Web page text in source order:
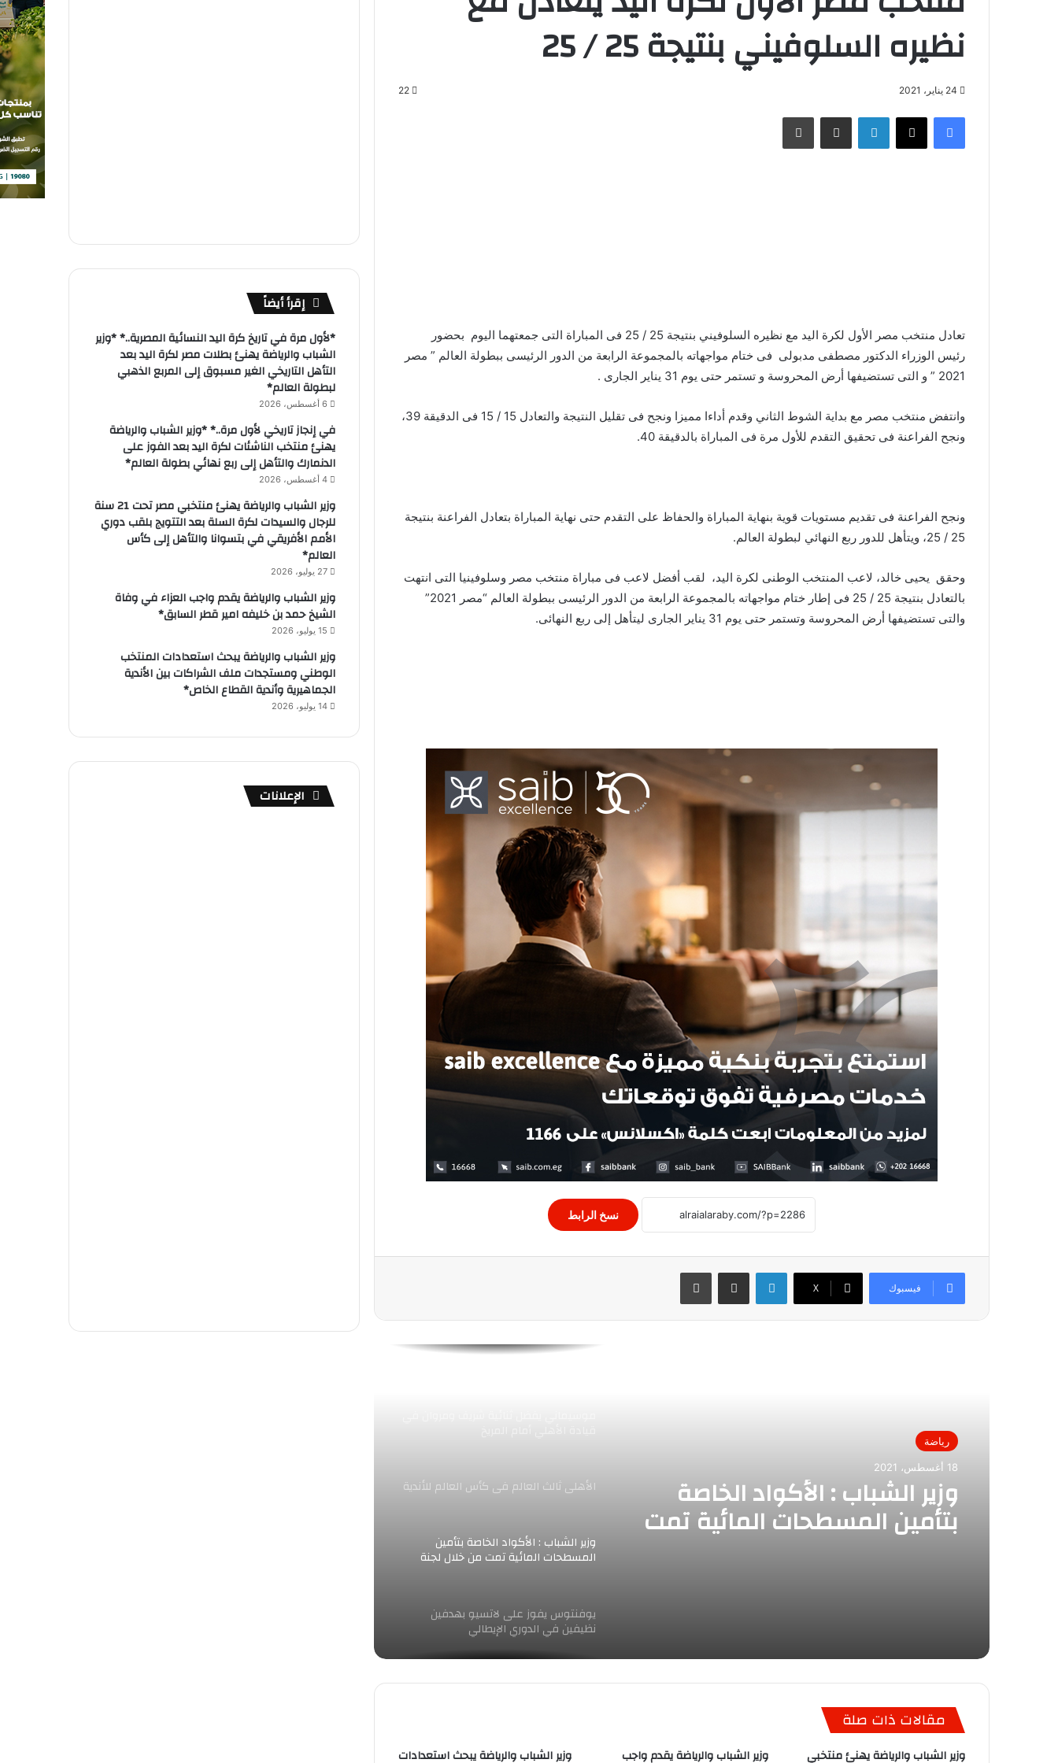
نظيره السلوفيني بنتيجة 25 / 25
24 يناير، 2021 22
فيسبوك X لينكدإن مشاركة عبر البريد طباعة
تعادل منتخب مصر الأول لكرة اليد مع نظيره السلوفيني بنتيجة 25 / 25 فى المباراة التى جمعتهما اليوم بحضور
رئيس الوزراء الدكتور مصطفى مدبولى فى ختام مواجهاته بالمجموعة الرابعة من الدور الرئيسى ببطولة العالم ” مصر
2021 ” و التى تستضيفها أرض المحروسة و تستمر حتى يوم 31 يناير الجارى .
وانتفض منتخب مصر مع بداية الشوط الثاني وقدم أداءا مميزا ونجح فى تقليل النتيجة والتعادل 15 / 15 فى الدقيقة 39،
ونجح الفراعنة فى تحقيق التقدم للأول مرة فى المباراة بالدقيقة 40.
ونجح الفراعنة فى تقديم مستويات قوية بنهاية المباراة والحفاظ على التقدم حتى نهاية المباراة بتعادل الفراعنة بنتيجة
25 / 25، ويتأهل للدور ربع النهائي لبطولة العالم.
وحقق يحيى خالد، لاعب المنتخب الوطنى لكرة اليد، لقب أفضل لاعب فى مباراة منتخب مصر وسلوفينيا التى انتهت
بالتعادل بنتيجة 25 / 25 فى إطار ختام مواجهاته بالمجموعة الرابعة من الدور الرئيسى ببطولة العالم “مصر 2021”
والتى تستضيفها أرض المحروسة وتستمر حتى يوم 31 يناير الجارى ليتأهل إلى ربع النهائى.
نسخ الرابط
فيسبوك X
لينكدإن مشاركة عبر البريد طباعة
رياضة
18 أغسطس، 2021
وزير الشباب : الأكواد الخاصة
بتأمين المسطحات المائية تمت
من خلال لجنة تنفيذية عليا
رفع الإيقاف عن رفع الأثقال تكثيف الجهود
لمشاركة الأوناش في بطولة العالم
بأوزبكستان
رسمياً.. اللجنة المنظمة لكأس العرب تعلن
حضور الجمهور فى ملحق التصفيات
محافظ سوهاج يستقبل وفد من وزارة
الشباب والرياضة لإطلاق قوافل رياضية
الأهلى ثالث العالم فى كأس العالم للأندية
وزير الشباب : الأكواد الخاصة بتأمين
المسطحات المائية تمت من خلال لجنة
يوفنتوس يفوز على لاتسيو بهدفين
نظيفين في الدوري الإيطالي
إنبي يخاطب اتحاد الكرة لترحيل مباراة
وزير الرياضة يفتتح كأس القارات للكاراتيه
مقالات ذات صلة
وزير الشباب والرياضة يهنئ منتخبي وزير الشباب والرياضة يقدم واجب وزير الشباب والرياضة يبحث استعدادات
إقرأ أيضاً
*لأول مرة في تاريخ كرة اليد النسائية المصرية..* *وزير
الشباب والرياضة يهنئ بطلات مصر لكرة اليد بعد
التأهل التاريخي الغير مسبوق إلى المربع الذهبي
لبطولة العالم*
6 أغسطس، 2026
في إنجاز تاريخي لأول مرة..* *وزير الشباب والرياضة
يهنئ منتخب الناشئات لكرة اليد بعد الفوز على
الدنمارك والتأهل إلى ربع نهائي بطولة العالم*
4 أغسطس، 2026
وزير الشباب والرياضة يهنئ منتخبي مصر تحت 21 سنة
للرجال والسيدات لكرة السلة بعد التتويج بلقب دوري
الأمم الأفريقي في بتسوانا والتأهل إلى كأس
العالم*
27 يوليو، 2026
وزير الشباب والرياضة يقدم واجب العزاء في وفاة
الشيخ حمد بن خليفه امير قطر السابق*
15 يوليو، 2026
وزير الشباب والرياضة يبحث استعدادات المنتخب
الوطني ومستجدات ملف الشراكات بين الأندية
الجماهيرية وأندية القطاع الخاص*
14 يوليو، 2026
الإعلانات